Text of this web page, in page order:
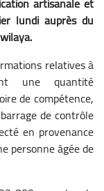
lundi auprès du
relatives à
une quantité
de compétence,
de contrôle
en provenance
personne âgée de